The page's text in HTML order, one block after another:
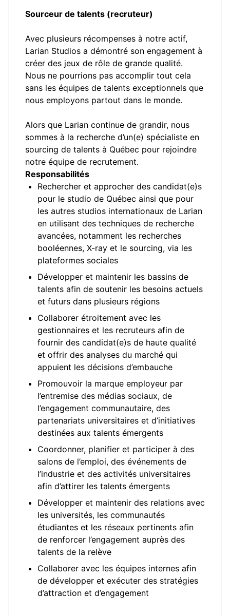
Sourceur de talents (recruteur)
Avec plusieurs récompenses à notre actif,
Larian Studios a démontré son engagement à
créer des jeux de rôle de grande qualité.
Nous ne pourrions pas accomplir tout cela
sans les équipes de talents exceptionnels que
nous employons partout dans le monde.
Alors que Larian continue de grandir, nous
sommes à la recherche d’un(e) spécialiste en
sourcing de talents à Québec pour rejoindre
notre équipe de recrutement.
Responsabilités
Rechercher et approcher des candidat(e)s
pour le studio de Québec ainsi que pour
les autres studios internationaux de Larian
en utilisant des techniques de recherche
avancées, notamment les recherches
booléennes, X-ray et le sourcing, via les
plateformes sociales
Développer et maintenir les bassins de
talents afin de soutenir les besoins actuels
et futurs dans plusieurs régions
Collaborer étroitement avec les
gestionnaires et les recruteurs afin de
fournir des candidat(e)s de haute qualité
et offrir des analyses du marché qui
appuient les décisions d’embauche
Promouvoir la marque employeur par
l’entremise des médias sociaux, de
l’engagement communautaire, des
partenariats universitaires et d’initiatives
destinées aux talents émergents
Coordonner, planifier et participer à des
salons de l’emploi, des événements de
l’industrie et des activités universitaires
afin d’attirer les talents émergents
Développer et maintenir des relations avec
les universités, les communautés
étudiantes et les réseaux pertinents afin
de renforcer l’engagement auprès des
talents de la relève
Collaborer avec les équipes internes afin
de développer et exécuter des stratégies
d’attraction et d’engagement